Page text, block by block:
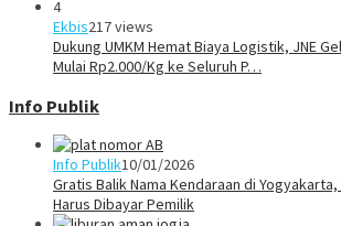
4
Ekbis217 views
Dukung UMKM Hemat Biaya Logistik, JNE
Mulai Rp2.000/Kg ke Seluruh P…
Info Publik
Info Publik10/01/2026
Gratis Balik Nama Kendaraan di
Harus Dibayar Pemilik